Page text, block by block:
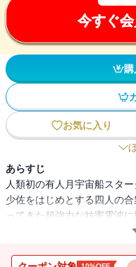
今すぐ
お気に入り
あらすじ
人類初の有人月宇宙船スタ
少佐をはじめとする四人の
ってきた超強力な妨害電波
うじて月面に不時着する。
決まったのだった……！邦訳